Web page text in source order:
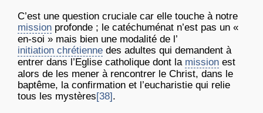
C’est une question cruciale car elle touche à notre
mission profonde ; le catéchuménat n’est pas un «
en-soi » mais bien une modalité de l’
initiation chrétienne des adultes qui demandent à
entrer dans l’Eglise catholique dont la mission est
alors de les mener à rencontrer le Christ, dans le
baptême, la confirmation et l’eucharistie qui relie
tous les mystères[38] .